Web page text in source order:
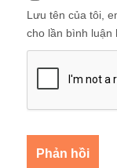
Lưu tên của tôi,
cho lần bình luận